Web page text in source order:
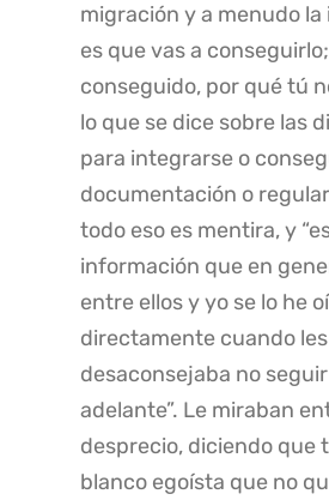
migración y a menudo
es que vas a
conseguido, por qué tú
lo que se dice sobre las
para integrarse o
documentación o
todo eso es mentira, y
información que en
entre ellos y yo se lo he
directamente cuando les
desaconsejaba no
adelante”. Le miraban
desprecio, diciendo que
blanco egoísta que no